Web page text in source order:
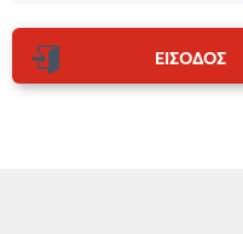
ΕΙΣΟΔΟΣ